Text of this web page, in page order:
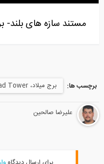
عظیم Giant...
مستند سازه های بلند-
برچسب ها: برج میلاد، Milad Tower
علیرضا صالحین